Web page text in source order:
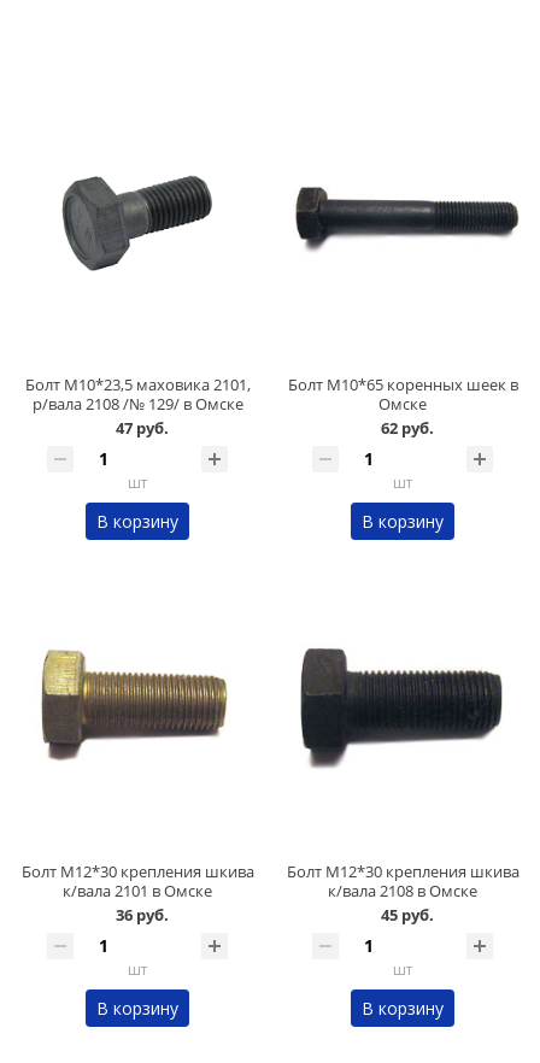
Болт М10*23,5 маховика 2101,
р/вала 2108 /№ 129/ в Омске
47 руб.
шт
В корзину
Болт М10*65 коренных шеек в
Омске
62 руб.
шт
В корзину
Болт М12*30 крепления шкива
к/вала 2101 в Омске
36 руб.
шт
В корзину
Болт М12*30 крепления шкива
к/вала 2108 в Омске
45 руб.
шт
В корзину